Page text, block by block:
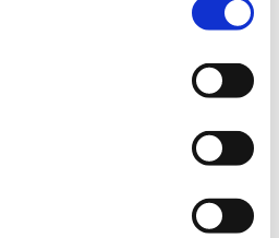
borging: grip op
binnen de Omgevingswet
kader
(3 uur)